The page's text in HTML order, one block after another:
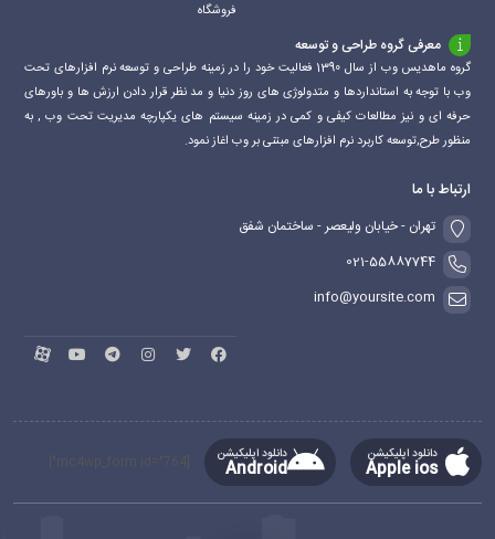
فروشگاه
معرفی گروه طراحی و توسعه
گروه ماهدیس وب از سال 1390 فعالیت خود را در زمینه طراحی و توسعه نرم افزارهای تحت
وب با توجه به استانداردها و متدولوژی های روز دنیا و مد نظر قرار دادن ارزش ها و باورهای
حرفه ای و نیز مطالعات کیفی و کمی در زمینه سیستم های یکپارچه مدیریت تحت وب , به
منظور طرح,توسعه کاربرد نرم افزارهای مبتنی بر وب اغاز نمود.
ارتباط با ما
تهران - خیابان ولیعصر - ساختمان شفق
021-55887744
info@yoursite.com
دانلود اپلیکیشن
Apple ios
دانلود اپلیکیشن
Android